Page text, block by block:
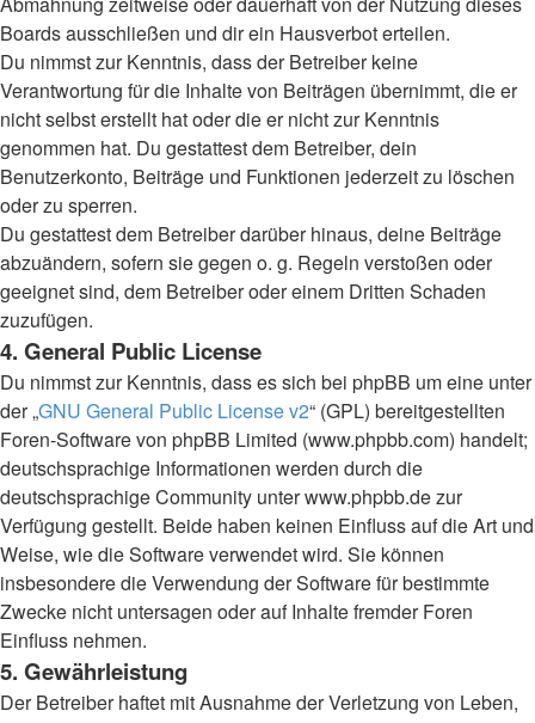
Boards ausschließen und dir ein Hausverbot erteilen.
Du nimmst zur Kenntnis, dass der Betreiber keine
Verantwortung für die Inhalte von Beiträgen übernimmt, die er
nicht selbst erstellt hat oder die er nicht zur Kenntnis
genommen hat. Du gestattest dem Betreiber, dein
Benutzerkonto, Beiträge und Funktionen jederzeit zu löschen
oder zu sperren.
Du gestattest dem Betreiber darüber hinaus, deine Beiträge
abzuändern, sofern sie gegen o. g. Regeln verstoßen oder
geeignet sind, dem Betreiber oder einem Dritten Schaden
zuzufügen.
4. General Public License
Du nimmst zur Kenntnis, dass es sich bei phpBB um eine unter
der „GNU General Public License v2“ (GPL) bereitgestellten
Foren-Software von phpBB Limited (www.phpbb.com) handelt;
deutschsprachige Informationen werden durch die
deutschsprachige Community unter www.phpbb.de zur
Verfügung gestellt. Beide haben keinen Einfluss auf die Art und
Weise, wie die Software verwendet wird. Sie können
insbesondere die Verwendung der Software für bestimmte
Zwecke nicht untersagen oder auf Inhalte fremder Foren
Einfluss nehmen.
5. Gewährleistung
Der Betreiber haftet mit Ausnahme der Verletzung von Leben,